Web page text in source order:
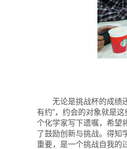
无论是挑战杯的成绩
有约”，约会的对象就是
个化学家写下遗嘱，希望
了鼓励创新与挑战。得知
重要，是一个挑战自我的